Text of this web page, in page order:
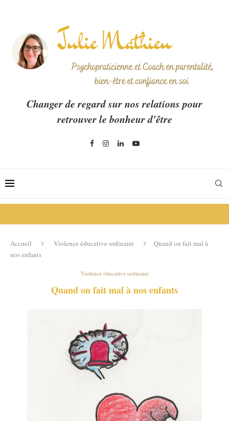
Changer de regard sur nos relations pour
retrouver le bonheur d'être
Accueil Violence éducative ordinaire
Quand on fait mal à
nos enfants
Violence éducative ordinaire
Quand on fait mal à nos enfants